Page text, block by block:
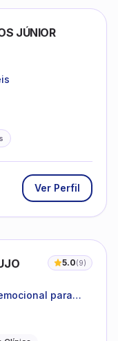
JÚNIOR
Ver Perfil
5.0(9)
para